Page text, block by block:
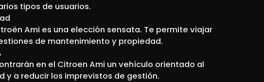
tipos de usuarios.
Ami es una elección sensata. Te permite viajar
de mantenimiento y propiedad.
en el Citroen Ami un vehículo orientado al
y a reducir los imprevistos de gestión.